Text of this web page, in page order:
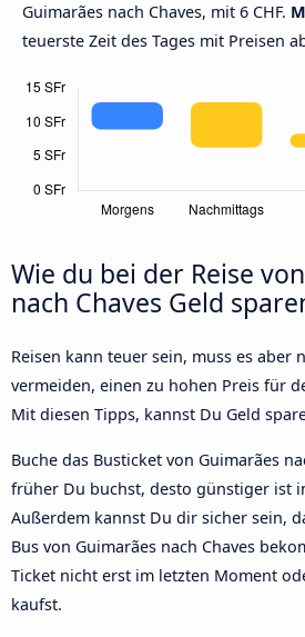
Guimarães nach Chaves, mit 6 CHF.
teuerste Zeit des Tages mit Preisen
Wie du bei der Reise
nach Chaves Geld
Reisen kann teuer sein, muss es aber
vermeiden, einen zu hohen Preis für
Mit diesen Tipps, kannst Du Geld
Buche das Busticket von Guimarães
früher Du buchst, desto günstiger ist
Außerdem kannst Du dir sicher sein,
Bus von Guimarães nach Chaves
Ticket nicht erst im letzten Moment
kaufst.